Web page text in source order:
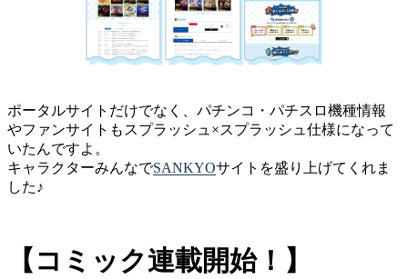
ポータルサイトだけでなく、パチンコ・パチスロ機種情報
やファンサイトもスプラッシュ×スプラッシュ仕様になって
いたんですよ。
キャラクターみんなでSANKYOサイトを盛り上げてくれま
した♪
【コミック連載開始！】